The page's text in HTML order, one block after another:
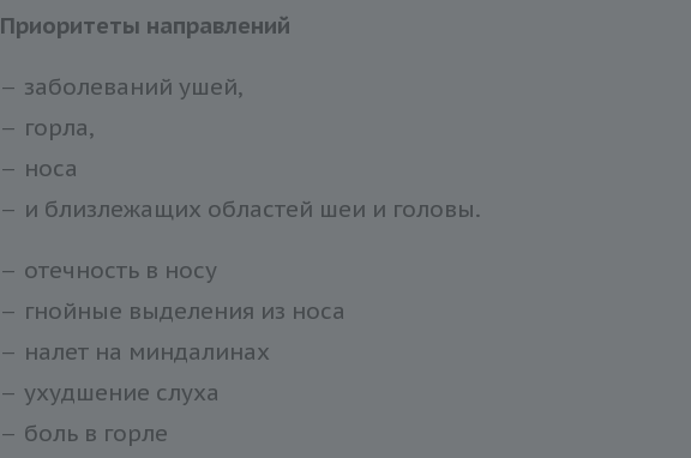
Приоритеты направлений
заболеваний ушей,
горла,
носа
и близлежащих областей шеи и головы.
отечность в носу
гнойные выделения из носа
налет на миндалинах
ухудшение слуха
боль в горле